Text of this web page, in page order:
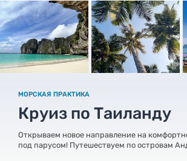
МОРСКАЯ ПРАКТИКА
Круиз по Таиланду
Открываем новое направление на
под парусом! Путешествуем по островам